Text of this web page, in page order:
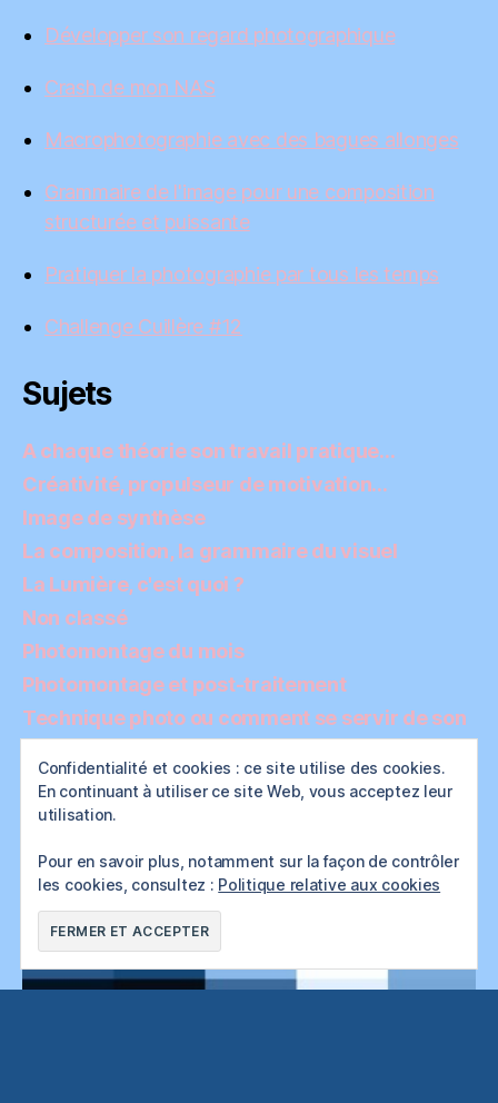
Développer son regard photographique
Crash de mon NAS
Macrophotographie avec des bagues allonges
Grammaire de l'image pour une composition
structurée et puissante
Pratiquer la photographie par tous les temps
Challenge Cuillère #12
Sujets
A chaque théorie son travail pratique…
Créativité, propulseur de motivation…
Image de synthèse
La composition, la grammaire du visuel
La Lumière, c'est quoi ?
Non classé
Photomontage du mois
Photomontage et post-traitement
Technique photo ou comment se servir de son
matériel
Confidentialité et cookies : ce site utilise des cookies.
En continuant à utiliser ce site Web, vous acceptez leur
utilisation.
Pour en savoir plus, notamment sur la façon de contrôler
les cookies, consultez : Politique relative aux cookies